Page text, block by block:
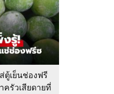
ตู้เย็นช่องฟรี
ครัวเสียดายที่